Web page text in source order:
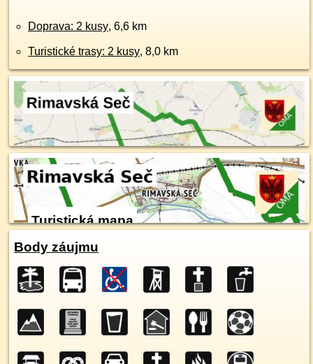
Doprava: 2 kusy, 6,6 km
Turistické trasy: 2 kusy, 8,0 km
Turistická mapa
Body záujmu